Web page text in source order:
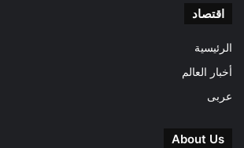
اقتصاد
الرئيسية
أخبار العالم
عربى
About Us